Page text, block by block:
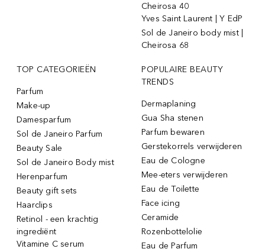
Cheirosa 40
Yves Saint Laurent | Y EdP
Sol de Janeiro body mist |
Cheirosa 68
TOP CATEGORIEËN
Parfum
Make-up
Damesparfum
Sol de Janeiro Parfum
Beauty Sale
Sol de Janeiro Body mist
Herenparfum
Beauty gift sets
Haarclips
Retinol - een krachtig
ingrediënt
Vitamine C serum
POPULAIRE BEAUTY
TRENDS
Dermaplaning
Gua Sha stenen
Parfum bewaren
Gerstekorrels verwijderen
Eau de Cologne
Mee-eters verwijderen
Eau de Toilette
Face icing
Ceramide
Rozenbottelolie
Eau de Parfum